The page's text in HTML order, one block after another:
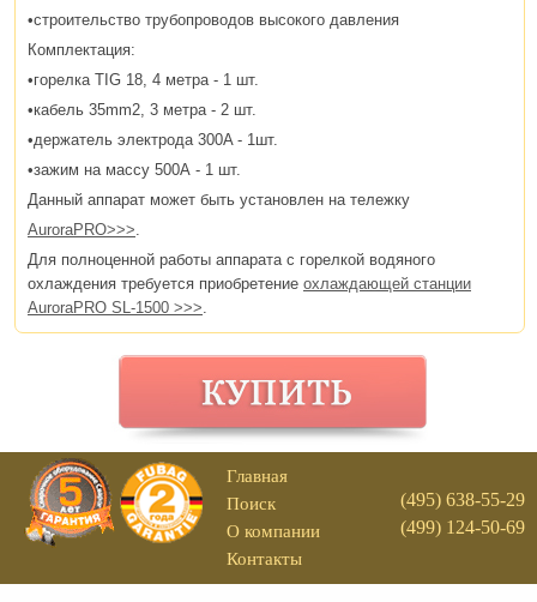
•строительство трубопроводов высокого давления
Комплектация:
•горелка TIG 18, 4 метра - 1 шт.
•кабель 35mm2, 3 метра - 2 шт.
•держатель электрода 300A - 1шт.
•зажим на массу 500А - 1 шт.
Данный аппарат может быть установлен на тележку
AuroraPRO>>>.
Для полноценной работы аппарата с горелкой водяного
охлаждения требуется приобретение охлаждающей станции
AuroraPRO SL-1500 >>>.
Главная
Поиск
О компании
Контакты
(495) 638-55-29
(499) 124-50-69